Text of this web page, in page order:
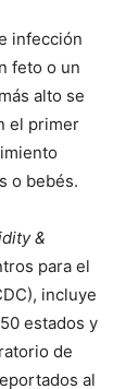
infección
feto o un
alto se
el primer
o bebés.
&
para el
incluye
estados y
de
al